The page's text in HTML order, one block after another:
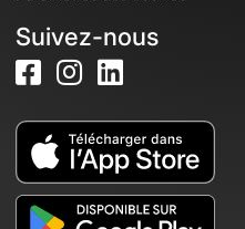
Suivez-nous